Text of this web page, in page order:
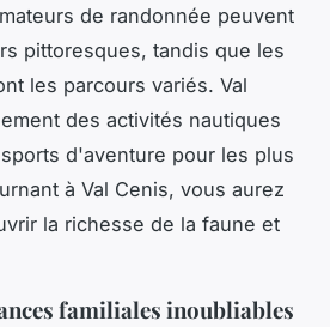
de randonnée peuvent
pittoresques, tandis que les
les parcours variés. Val
des activités nautiques
d'aventure pour les plus
à Val Cenis, vous aurez
la richesse de la faune et
familiales inoubliables